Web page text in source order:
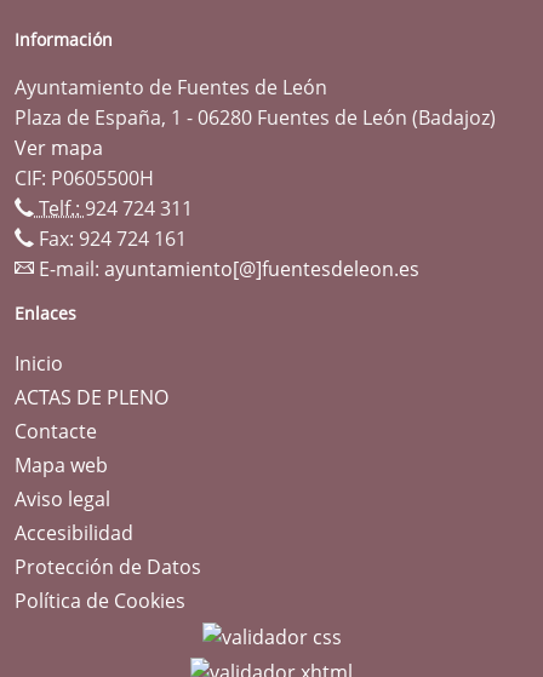
Información
Ayuntamiento de Fuentes de León
Plaza de España, 1 - 06280 Fuentes de León (Badajoz)
Ver mapa
CIF: P0605500H
Telf.: 924 724 311
Fax: 924 724 161
E-mail: ayuntamiento[@]fuentesdeleon.es
Enlaces
Inicio
ACTAS DE PLENO
Contacte
Mapa web
Aviso legal
Accesibilidad
Protección de Datos
Política de Cookies